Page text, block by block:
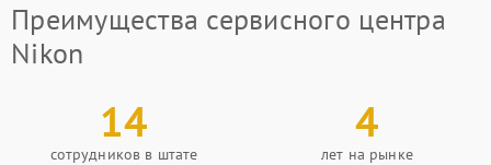
Преимущества сервисного центра
Nikon
14
сотрудников в штате
4
лет на рынке